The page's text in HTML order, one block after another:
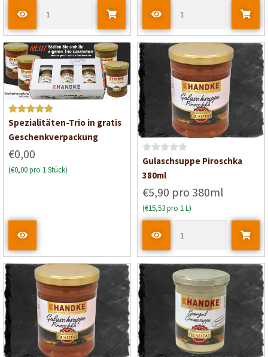
e
t
m
i
t
0
v
5
e
t
m
t
v
o
n
Bewertet mit
5von 5
Spezialitäten-Trio in gratis
Geschenkverpackung
€0,00
(€0,00 pro 1 Stück)
B
e
e
r
t
m
i
t
0
n
5
Gulaschsuppe Piroschka
380ml
€5,90 pro 380ml
(€15,53 pro 1 L)